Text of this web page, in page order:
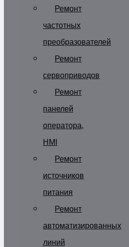
Ремонт
частотных
преобразователей
Ремонт
сервоприводов
Ремонт
панелей
оператора,
HMI
Ремонт
источников
питания
Ремонт
автоматизированных
линий